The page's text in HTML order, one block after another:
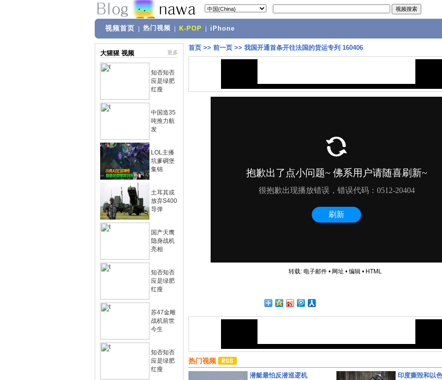
视频首页 热门视频 K-POP iPhone
大猩猩 视频 更多
知否知否
应是绿肥
红瘦
中国造35
吨推力航
发
LOL主播
坑爹碉堡
集锦
土耳其或
放弃S400
导弹
国产天鹰
隐身战机
亮相
知否知否
应是绿肥
红瘦
苏47金雕
战机前世
今生
知否知否
应是绿肥
红瘦
首页 >> 前一页 >> 我国开通首条开往法国的货运专列 160406
转载: 电子邮件• 网址 • 编辑• HTML
热门视频
潜艇最怕反潜巡逻机 印度撕毁和以